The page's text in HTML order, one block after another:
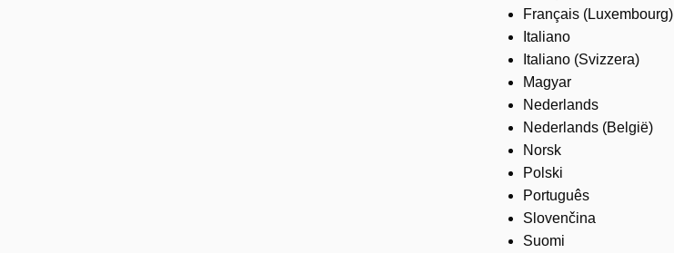
Français (Luxembourg)
Italiano
Italiano (Svizzera)
Magyar
Nederlands
Nederlands (België)
Norsk
Polski
Português
Slovenčina
Suomi